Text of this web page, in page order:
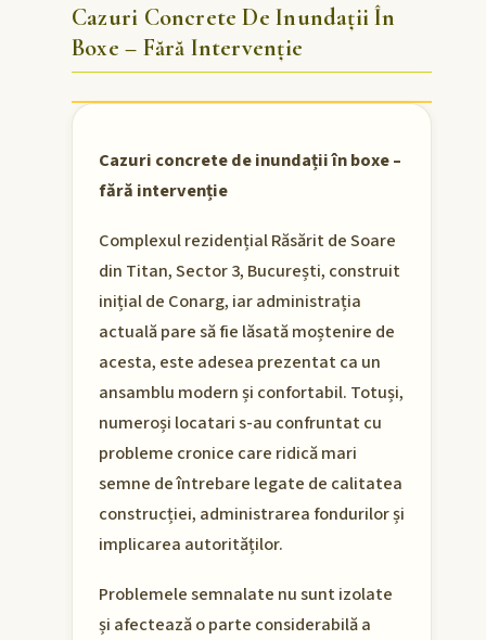
Cazuri Concrete De Inundații În
Boxe – Fără Intervenție
Cazuri concrete de inundații în boxe –
fără intervenție
Complexul rezidențial Răsărit de Soare
din Titan, Sector 3, București, construit
inițial de Conarg, iar administrația
actuală pare să fie lăsată moștenire de
acesta, este adesea prezentat ca un
ansamblu modern și confortabil. Totuși,
numeroși locatari s-au confruntat cu
probleme cronice care ridică mari
semne de întrebare legate de calitatea
construcției, administrarea fondurilor și
implicarea autorităților.
Problemele semnalate nu sunt izolate
și afectează o parte considerabilă a